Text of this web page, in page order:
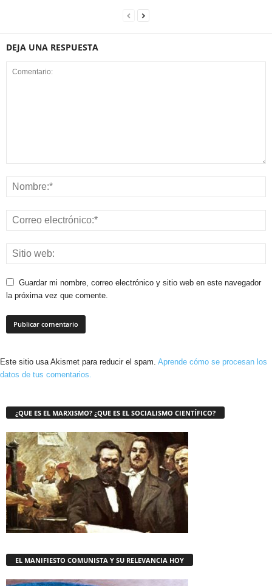
DEJA UNA RESPUESTA
Guardar mi nombre, correo electrónico y sitio web en este navegador
la próxima vez que comente.
Este sitio usa Akismet para reducir el spam. Aprende cómo se procesan los
datos de tus comentarios.
¿QUE ES EL MARXISMO? ¿QUE ES EL SOCIALISMO CIENTÍFICO?
EL MANIFIESTO COMUNISTA Y SU RELEVANCIA HOY